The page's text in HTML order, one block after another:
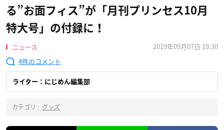
る”お面フィス”が「月刊プリンセス10月
特大号」の付録に！
ニュース
2019年09月07日 19:30
4
ライター：にじめん編集部
カテゴリ : グッズ